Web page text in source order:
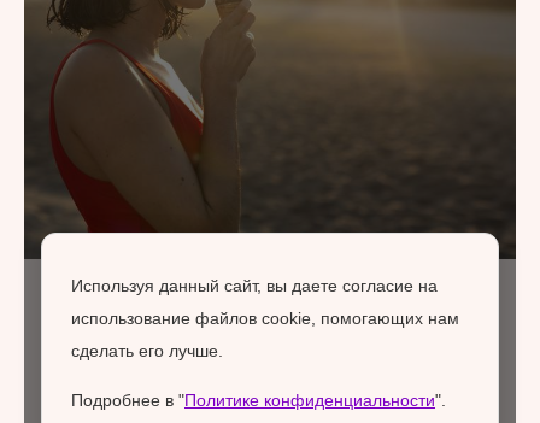
Используя данный сайт, вы даете согласие на
использование файлов cookie, помогающих нам
сделать его лучше.
Подробнее в "Политике конфиденциальности".